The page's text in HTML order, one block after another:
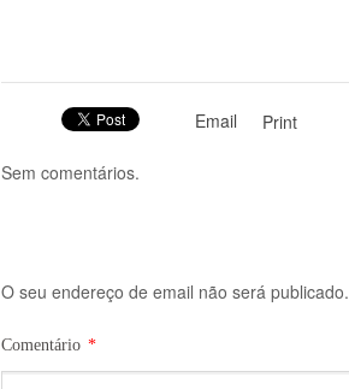
Email Print
Sem comentários.
O seu endereço de email não será publicado.
Comentário *